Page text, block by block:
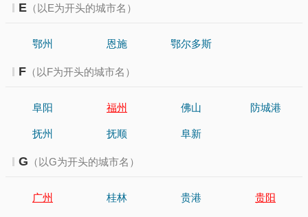
E （以E为开头的城市名）
鄂州 恩施 鄂尔多斯
F （以F为开头的城市名）
阜阳 福州 佛山 防城港
抚州 抚顺 阜新
G （以G为开头的城市名）
广州 桂林 贵港 贵阳